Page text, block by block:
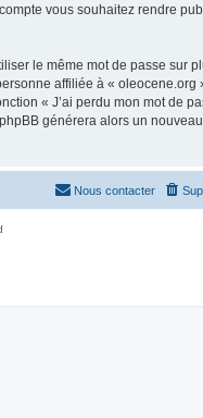
vous souhaitez rendre
le même mot de passe sur
affiliée à «
« J’ai perdu mon mot de
générera alors un
Nous contacter